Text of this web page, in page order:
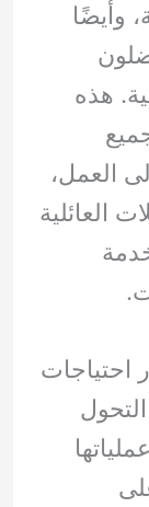
وأيضًا
هذه
العمل،
العائلية
احتياجات